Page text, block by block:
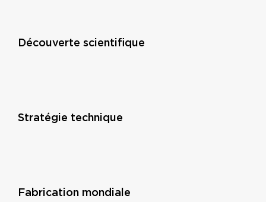
Découverte scientifique
Stratégie technique
Fabrication mondiale